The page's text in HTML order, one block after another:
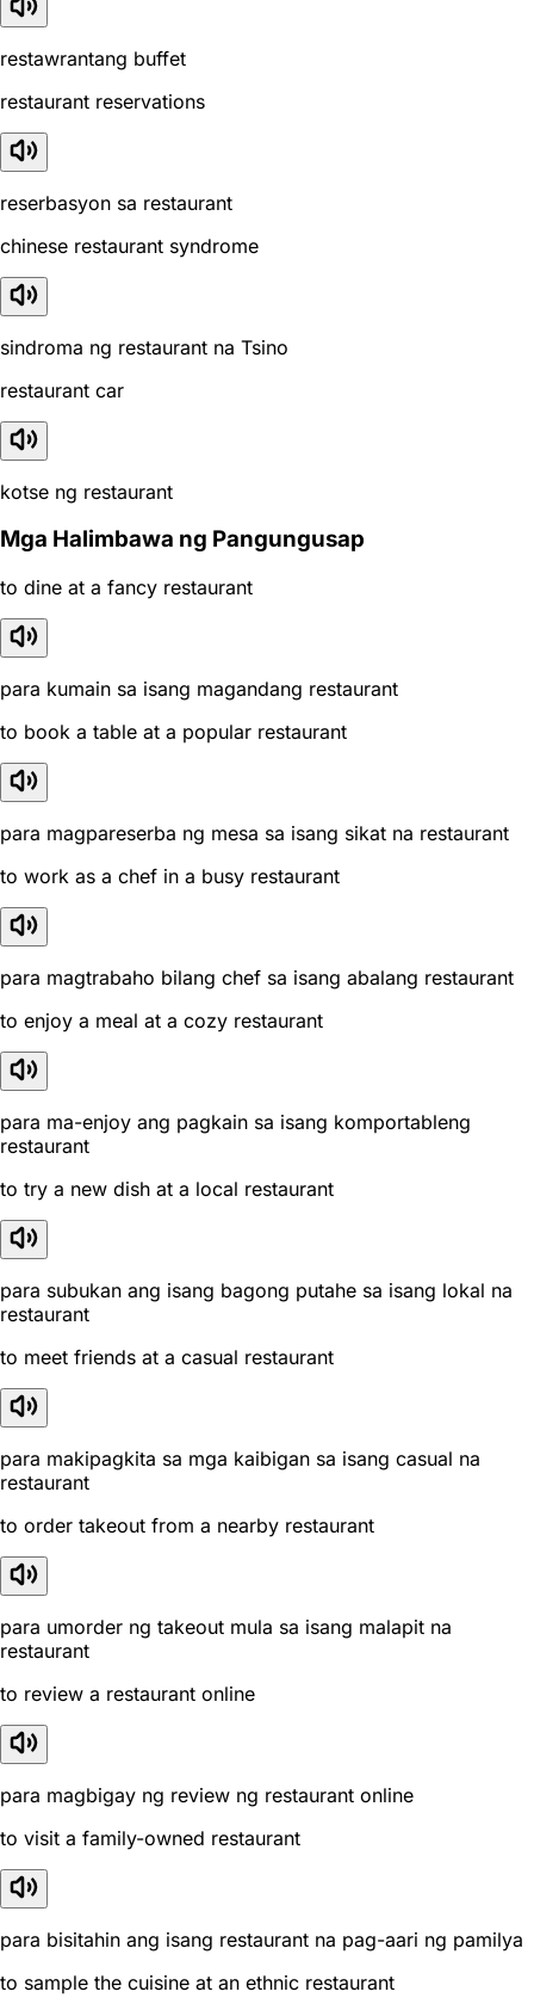
restawrantang buffet
restaurant reservations
reserbasyon sa restaurant
chinese restaurant syndrome
sindroma ng restaurant na Tsino
restaurant car
kotse ng restaurant
Mga Halimbawa ng Pangungusap
to dine at a fancy restaurant
para kumain sa isang magandang restaurant
to book a table at a popular restaurant
para magpareserba ng mesa sa isang sikat na restaurant
to work as a chef in a busy restaurant
para magtrabaho bilang chef sa isang abalang restaurant
to enjoy a meal at a cozy restaurant
para ma-enjoy ang pagkain sa isang komportableng
restaurant
to try a new dish at a local restaurant
para subukan ang isang bagong putahe sa isang lokal na
restaurant
to meet friends at a casual restaurant
para makipagkita sa mga kaibigan sa isang casual na
restaurant
to order takeout from a nearby restaurant
para umorder ng takeout mula sa isang malapit na
restaurant
to review a restaurant online
para magbigay ng review ng restaurant online
to visit a family-owned restaurant
para bisitahin ang isang restaurant na pag-aari ng pamilya
to sample the cuisine at an ethnic restaurant